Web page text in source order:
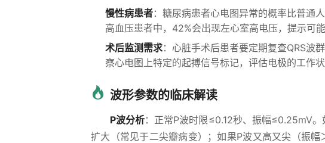
慢性病患者：糖尿病患者心电图异常的概率比普通
高血压患者中，42%会出现左心室高电压，提示可
术后监测需求：心脏手术后患者要定期复查QRS波
察心电图上特定的起搏信号标记，评估电极的工作状
波形参数的临床解读
P波分析：正常P波时限≤0.12秒、振幅≤0.25mV
扩大（常见于二尖瓣病变）；如果P波又高又尖（振